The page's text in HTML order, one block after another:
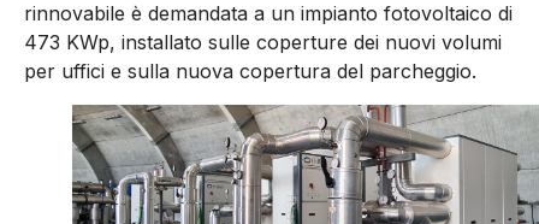
rinnovabile è demandata a un impianto fotovoltaico di
473 KWp, installato sulle coperture dei nuovi volumi
per uffici e sulla nuova copertura del parcheggio.